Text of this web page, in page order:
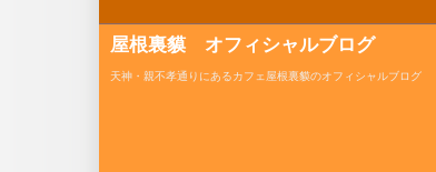
屋根裏貘 オフィシャルブログ
天神・親不孝通りにあるカフェ屋根裏貘のオフィシャルブログ